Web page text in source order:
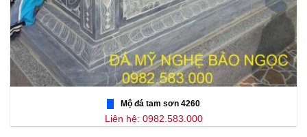
Mộ đá tam sơn 4260
Liên hệ: 0982.583.000